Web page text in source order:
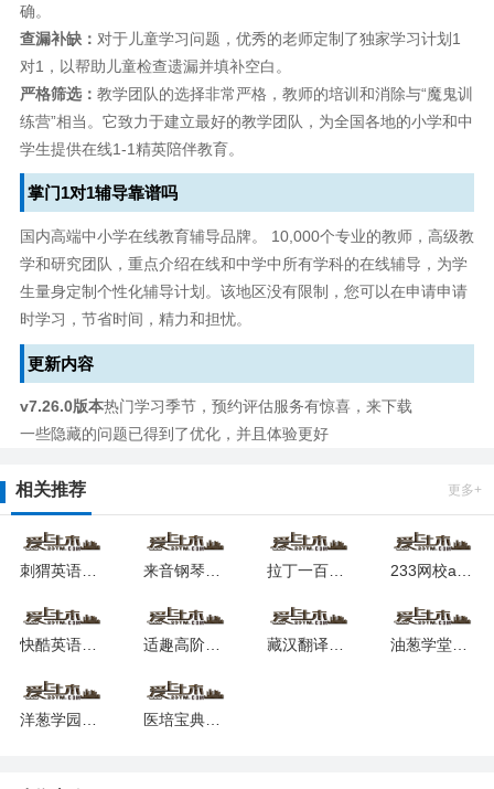
确。
查漏补缺： 对于儿童学习问题，优秀的老师定制了独家学习计划1
对1，以帮助儿童检查遗漏并填补空白。
严格筛选： 教学团队的选择非常严格，教师的培训和消除与“魔鬼训
练营”相当。它致力于建立最好的教学团队，为全国各地的小学和中
学生提供在线1-1精英陪伴教育。
掌门1对1辅导靠谱吗
国内高端中小学在线教育辅导品牌。 10,000个专业的教师，高级教
学和研究团队，重点介绍在线和中学中所有学科的在线辅导，为学
生量身定制个性化辅导计划。该地区没有限制，您可以在申请申请
时学习，节省时间，精力和担忧。
更新内容
v7.26.0版本热门学习季节，预约评估服务有惊喜，来下载
一些隐藏的问题已得到了优化，并且体验更好
相关推荐 更多+
刺猬英语安卓下载2025 拉丁一百安卓版最新版
快酷英语app下载最新版 适趣高阶英语软件安卓版最新 藏汉翻译通软件安卓版下载安装 油葱学堂客户端下载安装2025版
医培宝典安卓版app